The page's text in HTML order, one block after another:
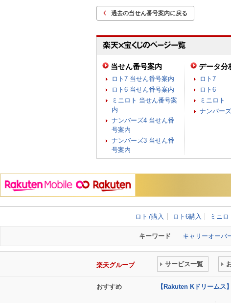
過去の当せん番号案内に戻る
当せん番号案内
ロト7 当せん番号案内
ロト6 当せん番号案内
ミニロト 当せん番号案
内
ナンバーズ4 当せん番
号案内
ナンバーズ3 当せん番
号案内
データ分
ロト7
ロト6
ミニロト
ナンバーズ
ロト7購入 ロト6購入 ミニロ
キーワード キャリーオーバ
楽天グループ サービス一覧
おすすめ 【Rakuten Kドリームス